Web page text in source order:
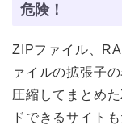
危険！
ZIPファイル、
ァイルの拡張子
圧縮してまとめ
ドできるサイト